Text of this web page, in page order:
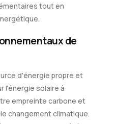
tout en
de
d'énergie propre et
l'énergie solaire à
empreinte carbone et
changement climatique.